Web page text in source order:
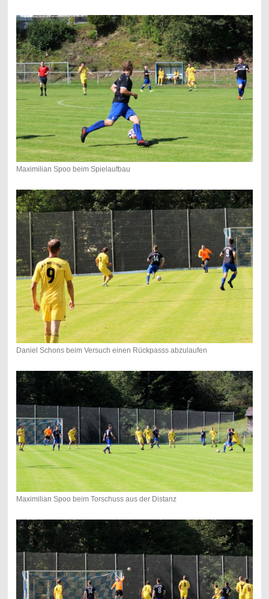
Maximilian Spoo beim Spielaufbau
Daniel Schons beim Versuch einen Rückpasss abzulaufen
Maximilian Spoo beim Torschuss aus der Distanz